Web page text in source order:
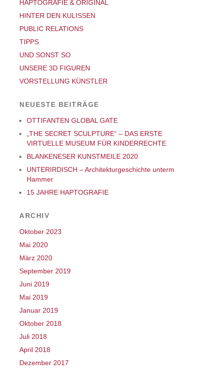
HAPTOGRAFIE & ORIGINAL
HINTER DEN KULISSEN
PUBLIC RELATIONS
TIPPS
UND SONST SO
UNSERE 3D FIGUREN
VORSTELLUNG KÜNSTLER
NEUESTE BEITRÄGE
OTTIFANTEN GLOBAL GATE
„THE SECRET SCULPTURE“ – DAS ERSTE
VIRTUELLE MUSEUM FÜR KINDERRECHTE
BLANKENESER KUNSTMEILE 2020
UNTERIRDISCH – Architekturgeschichte unterm
Hammer
15 JAHRE HAPTOGRAFIE
ARCHIV
Oktober 2023
Mai 2020
März 2020
September 2019
Juni 2019
Mai 2019
Januar 2019
Oktober 2018
Juli 2018
April 2018
Dezember 2017